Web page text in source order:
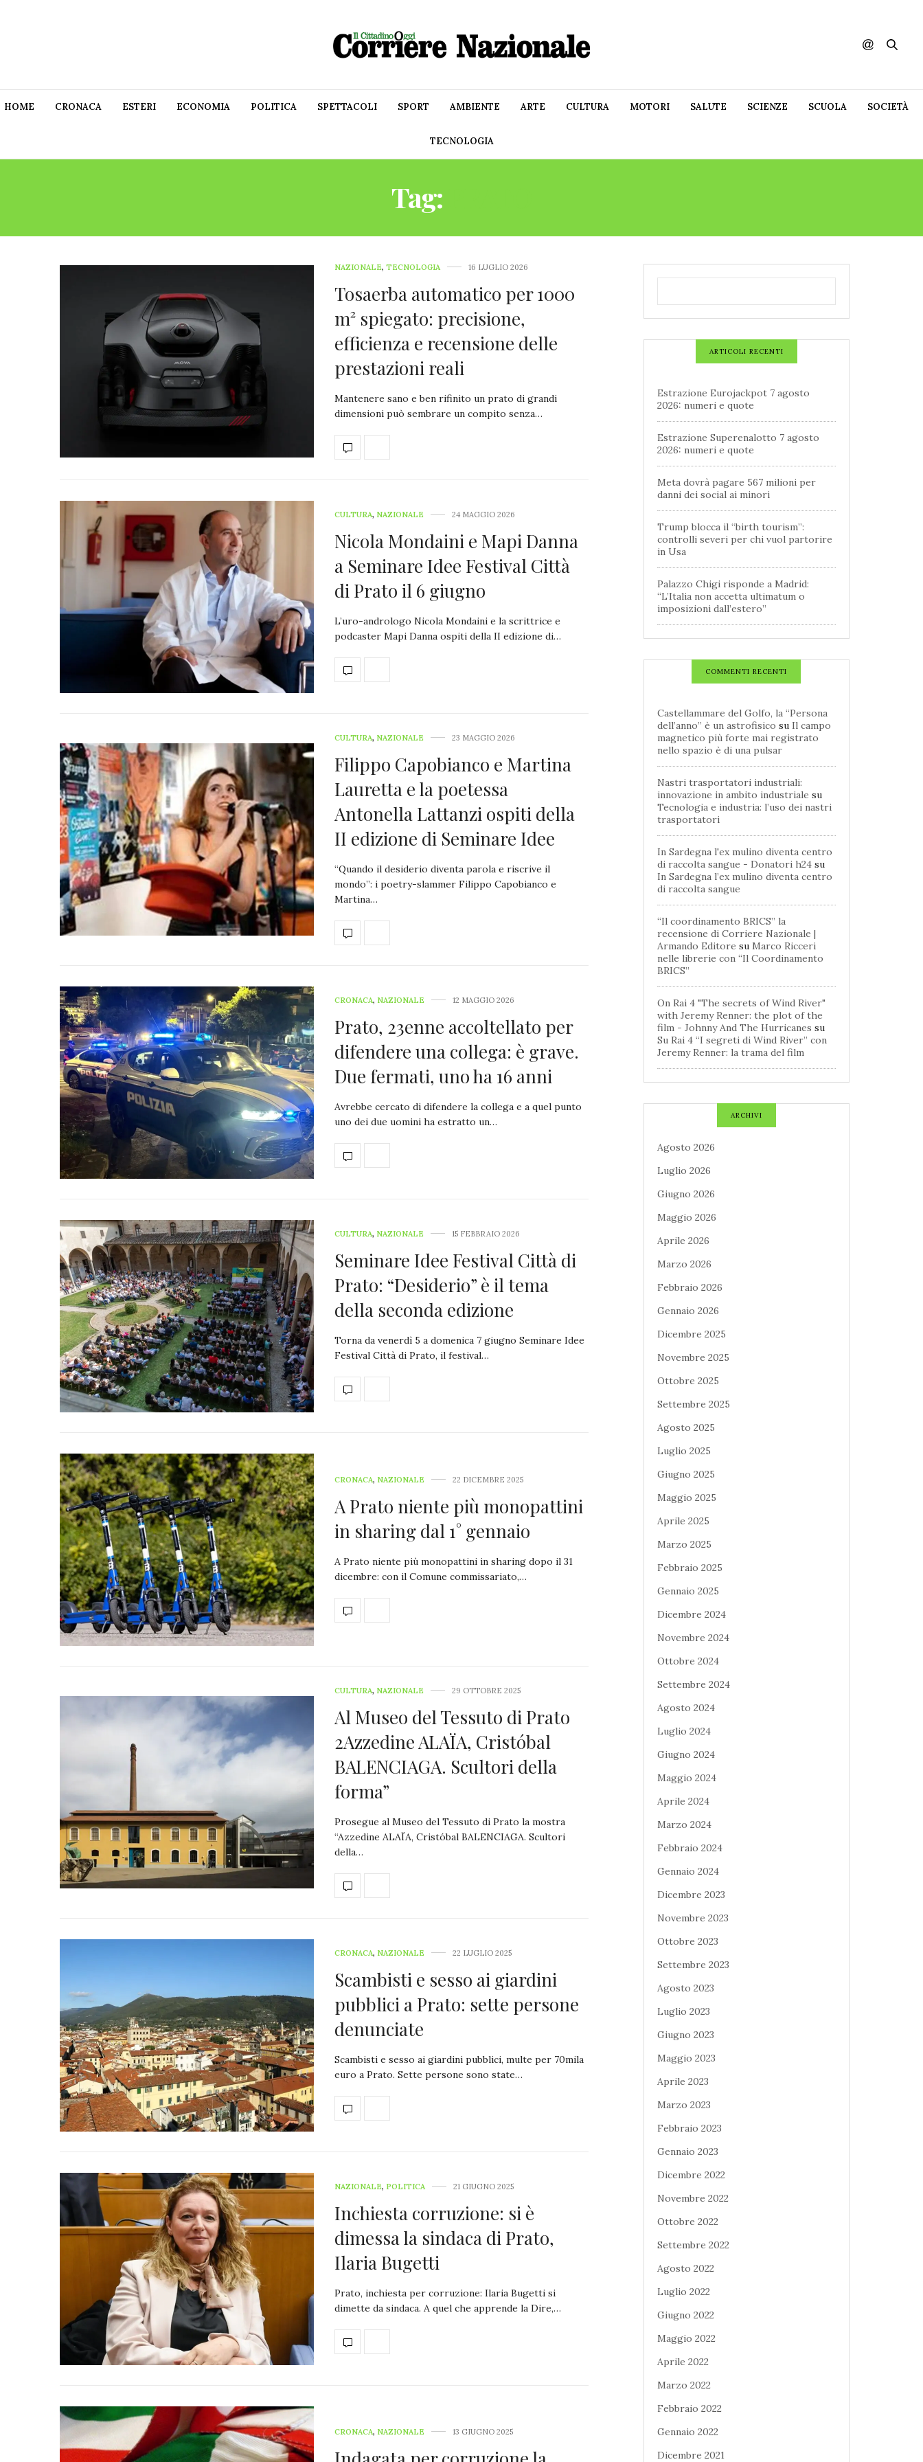
HOME CRONACA ESTERI ECONOMIA POLITICA SPETTACOLI SPORT AMBIENTE ARTE CULTURA MOTORI SALUTE SCIENZE SCUOLA SOCIETÀ
TECNOLOGIA
Tag:
NAZIONALE, TECNOLOGIA 16 LUGLIO 2026
Tosaerba automatico per 1000
m² spiegato: precisione,
efficienza e recensione delle
prestazioni reali
Mantenere sano e ben rifinito un prato di grandi
dimensioni può sembrare un compito senza…
CULTURA, NAZIONALE 24 MAGGIO 2026
Nicola Mondaini e Mapi Danna
a Seminare Idee Festival Città
di Prato il 6 giugno
L’uro-andrologo Nicola Mondaini e la scrittrice e
podcaster Mapi Danna ospiti della II edizione di…
CULTURA, NAZIONALE 23 MAGGIO 2026
Filippo Capobianco e Martina
Lauretta e la poetessa
Antonella Lattanzi ospiti della
II edizione di Seminare Idee
“Quando il desiderio diventa parola e riscrive il
mondo”: i poetry-slammer Filippo Capobianco e
Martina…
CRONACA, NAZIONALE 12 MAGGIO 2026
Prato, 23enne accoltellato per
difendere una collega: è grave.
Due fermati, uno ha 16 anni
Avrebbe cercato di difendere la collega e a quel punto
uno dei due uomini ha estratto un…
CULTURA, NAZIONALE 15 FEBBRAIO 2026
Seminare Idee Festival Città di
Prato: “Desiderio” è il tema
della seconda edizione
Torna da venerdì 5 a domenica 7 giugno Seminare Idee
Festival Città di Prato, il festival…
CRONACA, NAZIONALE 22 DICEMBRE 2025
A Prato niente più monopattini
in sharing dal 1° gennaio
A Prato niente più monopattini in sharing dopo il 31
dicembre: con il Comune commissariato,…
CULTURA, NAZIONALE 29 OTTOBRE 2025
Al Museo del Tessuto di Prato
2Azzedine ALAÏA, Cristóbal
BALENCIAGA. Scultori della
forma”
Prosegue al Museo del Tessuto di Prato la mostra
“Azzedine ALAÏA, Cristóbal BALENCIAGA. Scultori
della…
CRONACA, NAZIONALE 22 LUGLIO 2025
Scambisti e sesso ai giardini
pubblici a Prato: sette persone
denunciate
Scambisti e sesso ai giardini pubblici, multe per 70mila
euro a Prato. Sette persone sono state…
NAZIONALE, POLITICA 21 GIUGNO 2025
Inchiesta corruzione: si è
dimessa la sindaca di Prato,
Ilaria Bugetti
Prato, inchiesta per corruzione: Ilaria Bugetti si
dimette da sindaca. A quel che apprende la Dire,…
CRONACA, NAZIONALE 13 GIUGNO 2025
ARTICOLI RECENTI
Estrazione Eurojackpot 7 agosto
2026: numeri e quote
Estrazione Superenalotto 7 agosto
2026: numeri e quote
Meta dovrà pagare 567 milioni per
danni dei social ai minori
Trump blocca il “birth tourism”:
controlli severi per chi vuol partorire
in Usa
Palazzo Chigi risponde a Madrid:
“L’Italia non accetta ultimatum o
imposizioni dall’estero”
COMMENTI RECENTI
Castellammare del Golfo, la “Persona
dell’anno” è un astrofisico su Il campo
magnetico più forte mai registrato
nello spazio è di una pulsar
Nastri trasportatori industriali:
innovazione in ambito industriale su
Tecnologia e industria: l’uso dei nastri
trasportatori
In Sardegna l'ex mulino diventa centro
di raccolta sangue - Donatori h24 su
In Sardegna l’ex mulino diventa centro
di raccolta sangue
“Il coordinamento BRICS” la
recensione di Corriere Nazionale |
Armando Editore su Marco Ricceri
nelle librerie con “Il Coordinamento
BRICS”
On Rai 4 "The secrets of Wind River"
with Jeremy Renner: the plot of the
film - Johnny And The Hurricanes su
Su Rai 4 “I segreti di Wind River” con
Jeremy Renner: la trama del film
ARCHIVI
Agosto 2026
Luglio 2026
Giugno 2026
Maggio 2026
Aprile 2026
Marzo 2026
Febbraio 2026
Gennaio 2026
Dicembre 2025
Novembre 2025
Ottobre 2025
Settembre 2025
Agosto 2025
Luglio 2025
Giugno 2025
Maggio 2025
Aprile 2025
Marzo 2025
Febbraio 2025
Gennaio 2025
Dicembre 2024
Novembre 2024
Ottobre 2024
Settembre 2024
Agosto 2024
Luglio 2024
Giugno 2024
Maggio 2024
Aprile 2024
Marzo 2024
Febbraio 2024
Gennaio 2024
Dicembre 2023
Novembre 2023
Ottobre 2023
Settembre 2023
Agosto 2023
Luglio 2023
Giugno 2023
Maggio 2023
Aprile 2023
Marzo 2023
Febbraio 2023
Gennaio 2023
Dicembre 2022
Novembre 2022
Ottobre 2022
Settembre 2022
Agosto 2022
Luglio 2022
Giugno 2022
Maggio 2022
Aprile 2022
Marzo 2022
Febbraio 2022
Gennaio 2022
Dicembre 2021